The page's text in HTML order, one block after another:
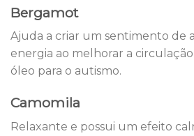
Bergamot
Ajuda a criar um sentimento de
energia ao melhorar a
óleo para o autismo.
Camomila
Relaxante e possui um efeito